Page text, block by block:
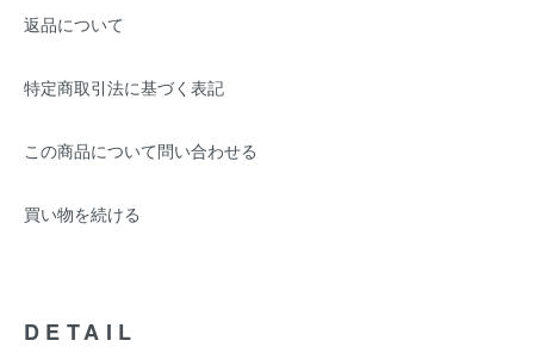
返品について
特定商取引法に基づく表記
この商品について問い合わせる
買い物を続ける
DETAIL